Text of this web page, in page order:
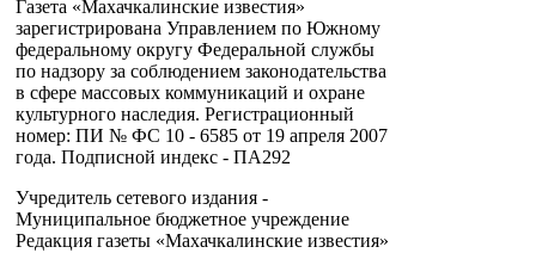
Газета «Махачкалинские известия»
зарегистрирована Управлением по Южному
федеральному округу Федеральной службы
по надзору за соблюдением законодательства
в сфере массовых коммуникаций и охране
культурного наследия. Регистрационный
номер: ПИ № ФС 10 - 6585 от 19 апреля 2007
года. Подписной индекс - ПА292
Учредитель сетевого издания -
Муниципальное бюджетное учреждение
Редакция газеты «Махачкалинские известия»